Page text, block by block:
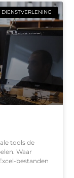
DIENSTVERLENING
tools de
Waar
bestanden